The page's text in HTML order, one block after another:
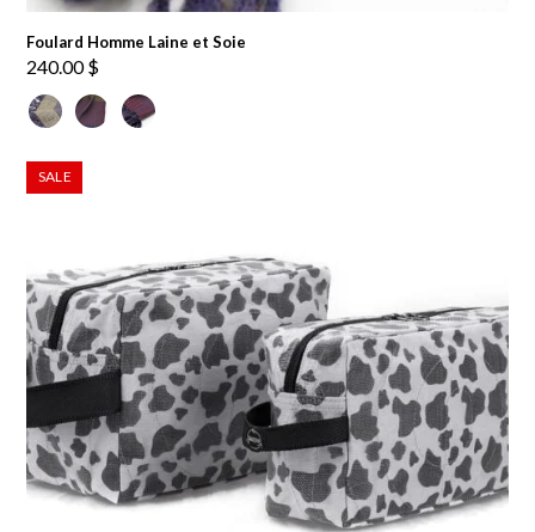
Foulard Homme Laine et Soie
240.00$
SALE